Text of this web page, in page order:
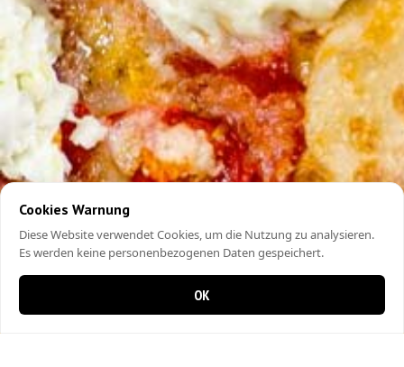
Cookies Warnung
Diese Website verwendet Cookies, um die Nutzung zu analysieren.
Es werden keine personenbezogenen Daten gespeichert.
OK